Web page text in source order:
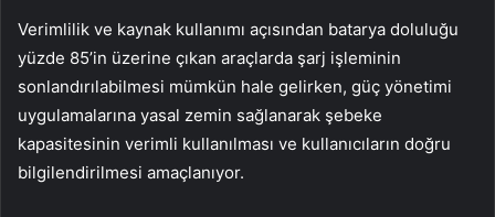
Verimlilik ve kaynak kullanımı açısından batarya doluluğu
yüzde 85’in üzerine çıkan araçlarda şarj işleminin
sonlandırılabilmesi mümkün hale gelirken, güç yönetimi
uygulamalarına yasal zemin sağlanarak şebeke
kapasitesinin verimli kullanılması ve kullanıcıların doğru
bilgilendirilmesi amaçlanıyor.